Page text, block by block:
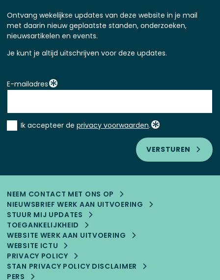
Ontvang wekelijkse updates van deze website in je mail
met daarin nieuw geplaatste standen, onderzoeken,
nieuwsartikelen en events.
Je kunt je altijd uitschrijven voor deze updates.
E-mailadres
Instemming
Ik accepteer de privacy voorwaarden.
VERSTUREN
NEEM CONTACT MET ONS OP
NIEUWSBRIEF WERK AAN UITVOERING
STUUR MIJ UPDATES
TOEGANKELIJK­HEID
WEBSITE WERK AAN UITVOERING
WEBSITE ICTU
PRIVACY POLICY
STAN PRIVACY POLICY DISCLAIMER
PERS